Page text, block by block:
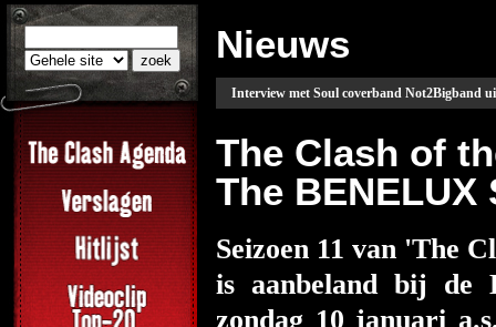
Nieuws
Interview met Soul coverband Not2Bigband
The Clash of
The BENELUX
Seizoen 11 van 'The
is aanbeland bij de
zondag 10 januari